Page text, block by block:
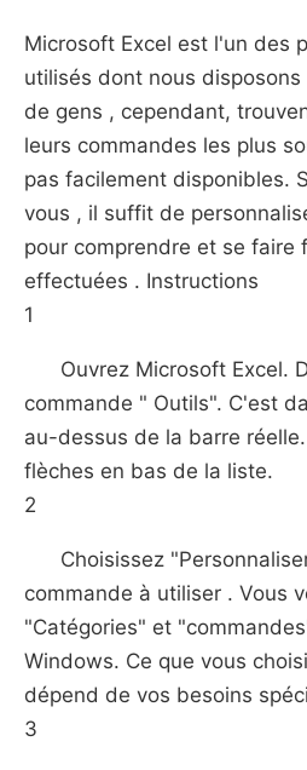
Microsoft Excel est l'un des
utilisés dont nous
de gens , cependant,
leurs commandes les plus
pas facilement disponibles.
vous , il suffit de
pour comprendre et se faire
effectuées . Instructions
1
Ouvrez Microsoft Excel.
commande " Outils". C'est
au-dessus de la barre
flèches en bas de la liste.
2
Choisissez
commande à utiliser . Vous
"Catégories" et
Windows. Ce que vous
dépend de vos besoins
3